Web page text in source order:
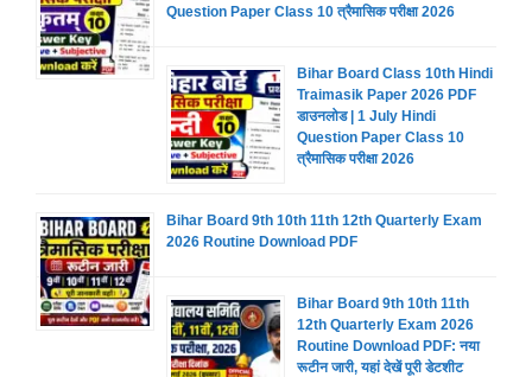
Question Paper Class 10 त्रैमासिक परीक्षा 2026
Bihar Board Class 10th Hindi
Traimasik Paper 2026 PDF
डाउनलोड | 1 July Hindi
Question Paper Class 10
त्रैमासिक परीक्षा 2026
Bihar Board 9th 10th 11th 12th Quarterly Exam
2026 Routine Download PDF
Bihar Board 9th 10th 11th
12th Quarterly Exam 2026
Routine Download PDF: नया
रूटीन जारी, यहां देखें पूरी डेटशीट